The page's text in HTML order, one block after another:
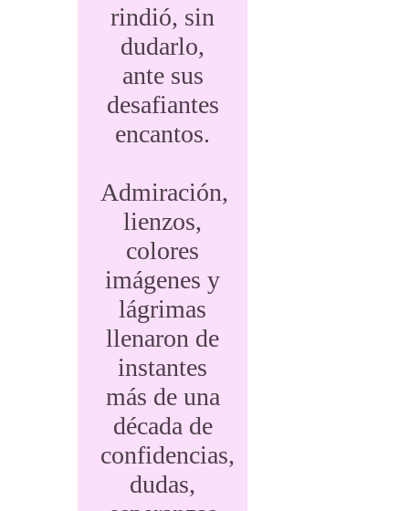
rindió, sin
dudarlo,
ante sus
desafiantes
encantos.
Admiración,
lienzos,
colores
imágenes y
lágrimas
llenaron de
instantes
más de una
década de
confidencias,
dudas,